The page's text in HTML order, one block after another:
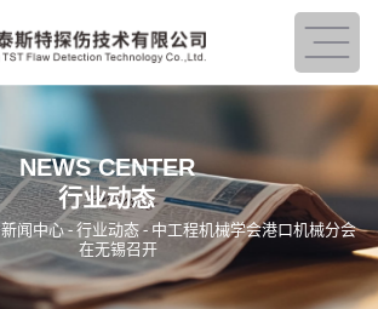
NEWS CENTER
行业动态
新闻中心- 行业动态- 中工程机械学会港口机械分会
在无锡召开